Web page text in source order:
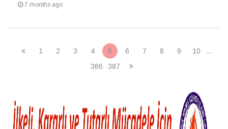
7 months ago
1 2 3 4 5 6 7 8 9 10
...
386
387